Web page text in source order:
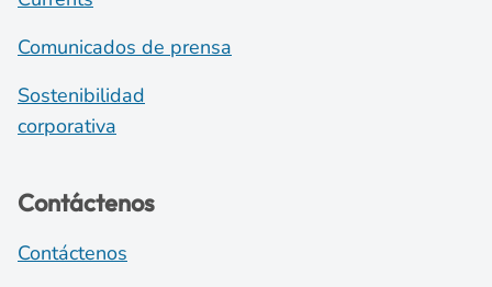
Comunicados de prensa
Sostenibilidad
corporativa
Contáctenos
Contáctenos